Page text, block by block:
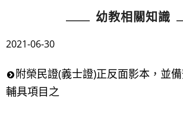
幼教相關知識
2021-06-30
附榮民證(義士證)正反面影本，並
輔具項目之